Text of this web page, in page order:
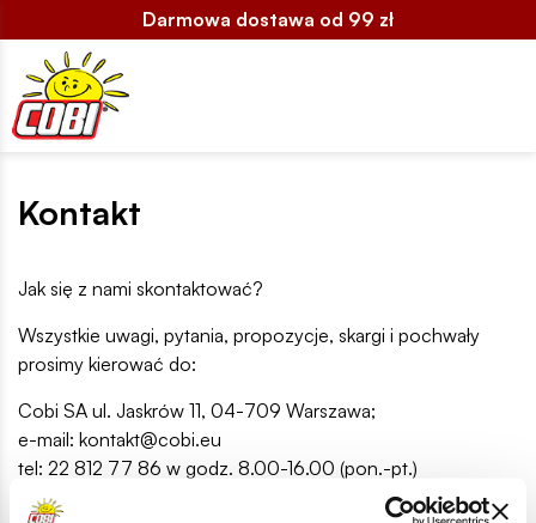
Darmowa dostawa od 99 zł
Kontakt
Jak się z nami skontaktować?
Wszystkie uwagi, pytania, propozycje, skargi i pochwały
prosimy kierować do:
Cobi SA ul. Jaskrów 11, 04-709 Warszawa;
e-mail: kontakt@cobi.eu
tel: 22 812 77 86 w godz. 8.00-16.00 (pon.-pt.)